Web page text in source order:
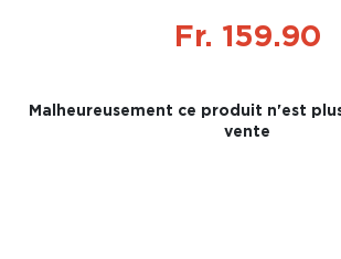
Fr. 159.90
Malheureusement ce produit n'est
vente